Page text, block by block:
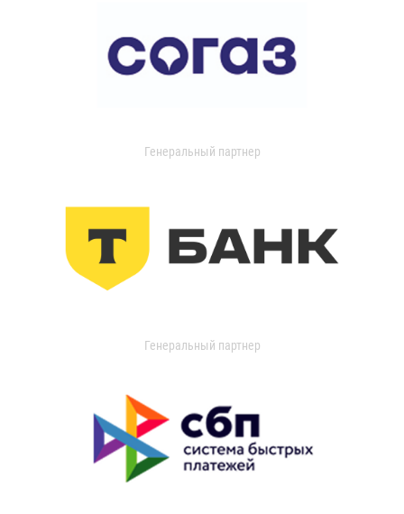
Генеральный партнер
Генеральный партнер